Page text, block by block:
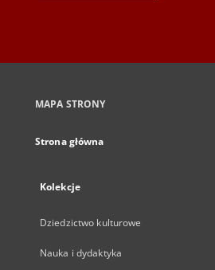
MAPA STRONY
Strona główna
Kolekcje
Dziedzictwo kulturowe
Nauka i dydaktyka